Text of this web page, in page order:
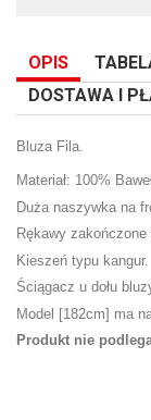
OPIS
DOSTAWA I
Bluza Fila.
Materiał: 100%
Duża naszywka na
Rękawy
Kieszeń typu kangur.
Ściągacz u dołu
Model [182cm] ma
Produkt nie